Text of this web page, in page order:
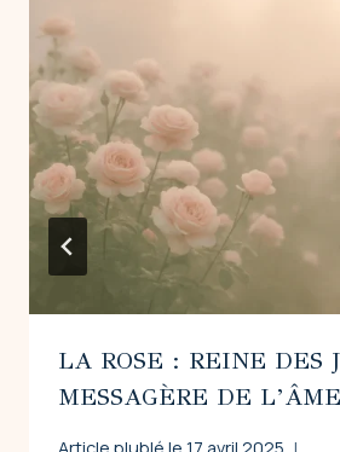
LA ROSE : REINE DES
MESSAGÈRE DE L’ÂME